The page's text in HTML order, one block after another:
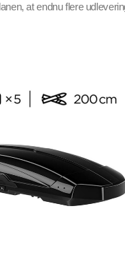
at endnu flere
53.77